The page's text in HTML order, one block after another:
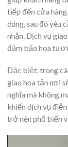
tiếp đến cửa
dáng, sau đó yêu
nhận. Dịch vụ
đảm bảo hoa
Đặc biệt, trong
giao hoa tận nơi
nghĩa mà không
khiến dịch vụ
trở nên phổ biến